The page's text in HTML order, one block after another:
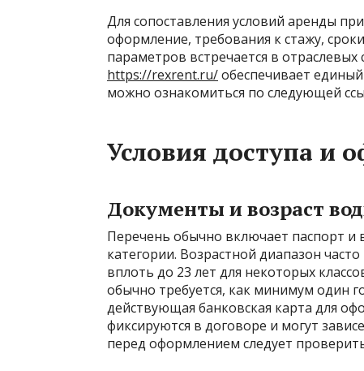
Для сопоставления условий аренды
оформление, требования к стажу,
параметров встречается в
https://rexrent.ru/обеспечивает
можно ознакомиться по следующей
Условия доступа и
Документы и возраст
Перечень обычно включает паспорт и
категории. Возрастной диапазон
вплоть до 23 лет для некоторых
обычно требуется, как минимум один
действующая банковская карта для
фиксируются в договоре и могут
перед оформлением следует